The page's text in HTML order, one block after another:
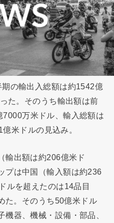
の輸出入総額は約1542億
た。そのうち輸出額は前
万米ドル、輸入総額は
米ドルの見込み。
輸出額は約206億米ド
プは中国（輸入額は約236
ルを超えたのは14品目
た。そのうち50億米ドル
器、機械・設備・部品、